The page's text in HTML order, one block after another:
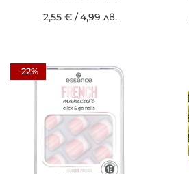
2,55 € /4,99 лв.
-22%